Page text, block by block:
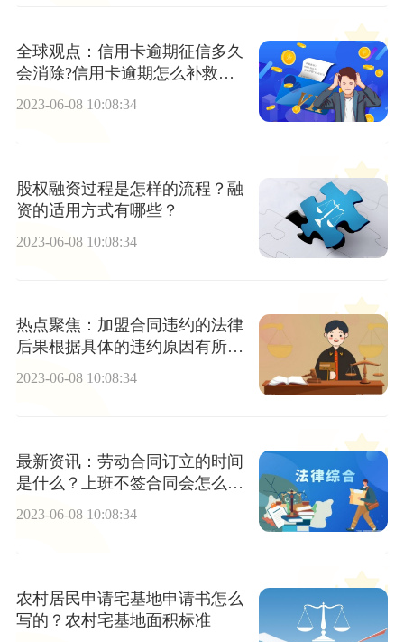
全球观点：信用卡逾期征信多久
会消除?信用卡逾期怎么补救征
信?
2023-06-08 10:08:34
股权融资过程是怎样的流程？融
资的适用方式有哪些？
2023-06-08 10:08:34
热点聚焦：加盟合同违约的法律
后果根据具体的违约原因有所不
2023-06-08 10:08:34
最新资讯：劳动合同订立的时间
是什么？上班不签合同会怎么
样？
2023-06-08 10:08:34
农村居民申请宅基地申请书怎么
写的？农村宅基地面积标准